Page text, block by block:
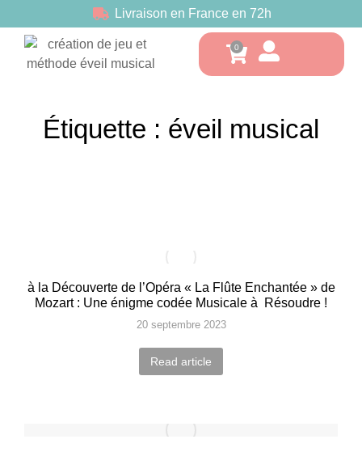
Livraison en France en 72h
Étiquette : éveil musical
à la Découverte de l’Opéra « La Flûte Enchantée » de
Mozart : Une énigme codée Musicale à Résoudre !
20 septembre 2023
Read article